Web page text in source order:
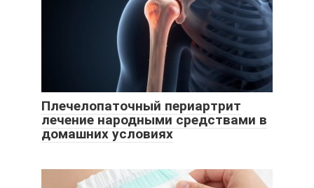
Плечелопаточный периартрит
лечение народными средствами в
домашних условиях